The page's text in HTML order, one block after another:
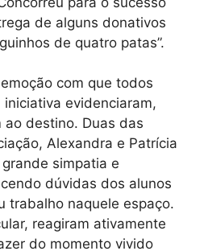
de alguns donativos
de quatro patas”.
com que todos
evidenciaram,
ao destino. Duas das
Alexandra e Patrícia
simpatia e
dúvidas dos alunos
trabalho naquele espaço.
reagiram ativamente
do momento vivido